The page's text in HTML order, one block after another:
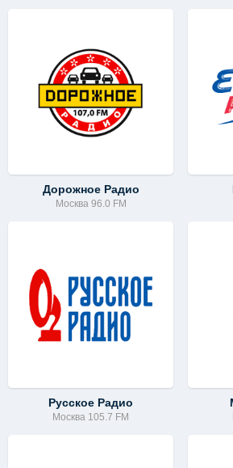
Дорожное Радио
Москва 96.0 FM
Русское Радио
Москва 105.7 FM